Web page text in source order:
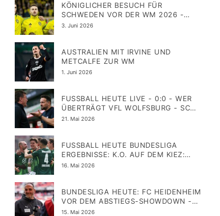
KÖNIGLICHER BESUCH FÜR
SCHWEDEN VOR DER WM 2026 -
TOPSTÜRMER GYÖKERES VOR
Veröffentlicht
3. Juni 2026
AUSTRALIEN MIT IRVINE UND
METCALFE ZUR WM
Veröffentlicht
1. Juni 2026
FUSSBALL HEUTE LIVE - 0:0 - WER Ü
BERTRÄGT VFL WOLFSBURG - SC P
ADERBORN HEUTE LIVE IM FREE-TV?
Veröffentlicht
21. Mai 2026
FUSSBALL HEUTE BUNDESLIGA E
RGEBNISSE: K.O. AUF DEM KIEZ: W
OLFSBURG SCHIESST ST. PAULI IN DI
Veröffentlicht
16. Mai 2026
BUNDESLIGA HEUTE: FC HEIDENHEIM
VOR DEM ABSTIEGS-SHOWDOWN -
BLICK AUFS PARALLELSPIEL
Veröffentlicht
15. Mai 2026